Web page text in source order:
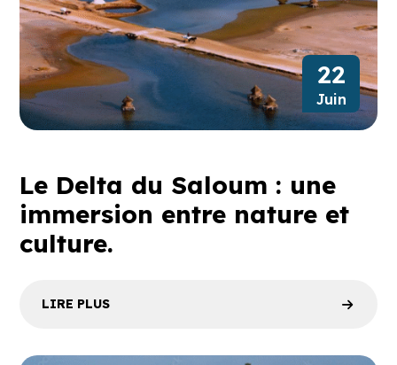
22
Juin
Le Delta du Saloum : une
immersion entre nature et
culture.
LIRE PLUS